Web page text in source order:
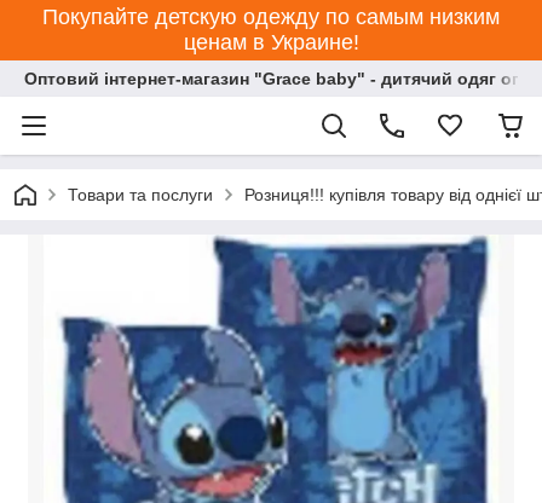
Покупайте детскую одежду по самым низким
ценам в Украине!
Оптовий інтернет-магазин "Grace baby" - дитячий одяг
Товари та послуги Розниця!!! купівля товару від однієї